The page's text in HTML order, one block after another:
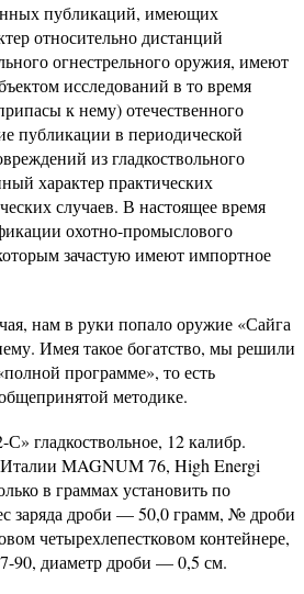
публикаций, имеющих
относительно дистанций
огнестрельного оружия, имеют
исследований в то время
к нему) отечественного
публикации в периодической
из гладкоствольного
характер практических
случаев. В настоящее время
охотно-промыслового
зачастую имеют импортное
нам в руки попало оружие «Сайга
Имея такое богатство, мы решили
программе», то есть
методике.
гладкоствольное, 12 калибр.
MAGNUM 76, High Energi
в граммах установить по
заряда дроби — 50,0 грамм, № дроби
четырехлепестковом контейнере,
90, диаметр дроби — 0,5 см.